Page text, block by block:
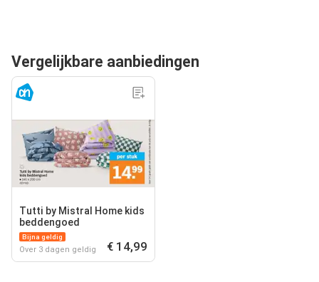
Vergelijkbare aanbiedingen
Tutti by Mistral Home kids
beddengoed
Bijna geldig
Over 3 dagen geldig € 14,99